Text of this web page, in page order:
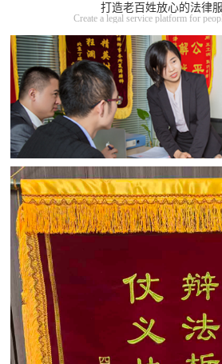
打造老百姓放心的法律
Create a legal service platform for